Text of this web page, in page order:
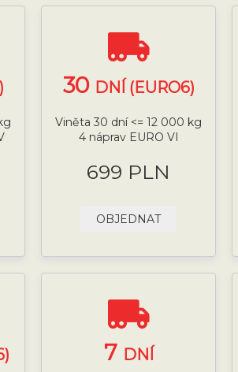
30 DNÍ (EURO6)
Viněta 30 dní <= 12 000 kg
4 náprav EURO VI
699 PLN
OBJEDNAT
7 DNÍ